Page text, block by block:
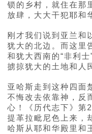
锁的乡村，就住在那
放肆，大大干犯耶和
刚才我们说到亚兰和
犹大的北边。而这里
和犹大西南的“非利
掳掠犹大的土地和人
亚哈斯走到这种四面
不悔改去依靠神，反
心！《历代志下》第
提革拉毗尼色上来，
哈斯从耶和华殿里和